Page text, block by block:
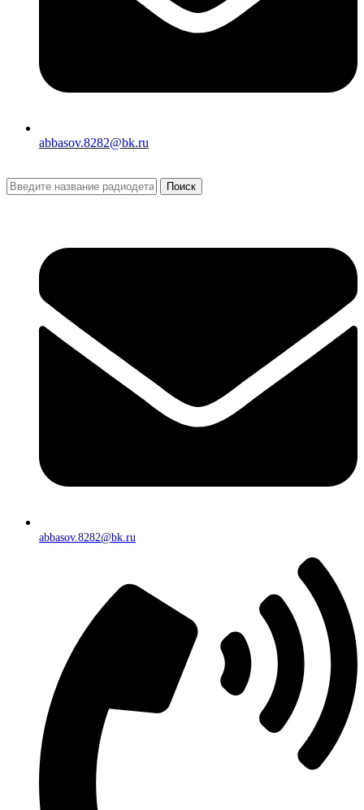
abbasov.8282@bk.ru
Поиск
abbasov.8282@bk.ru